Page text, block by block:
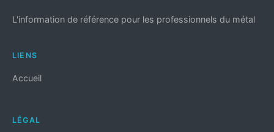
L'information de référence pour les professionnels du métal
LIENS
Accueil
LÉGAL